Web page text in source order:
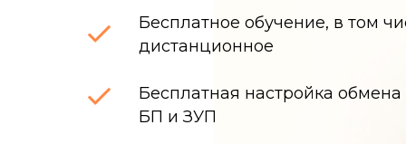
Бесплатное обучение, в том
дистанционное
Бесплатная настройка
БП и ЗУП